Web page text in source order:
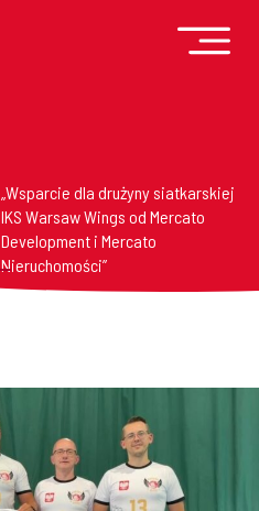
„Wsparcie dla drużyny siatkarskiej
IKS Warsaw Wings od Mercato
Development i Mercato
Nieruchomości”